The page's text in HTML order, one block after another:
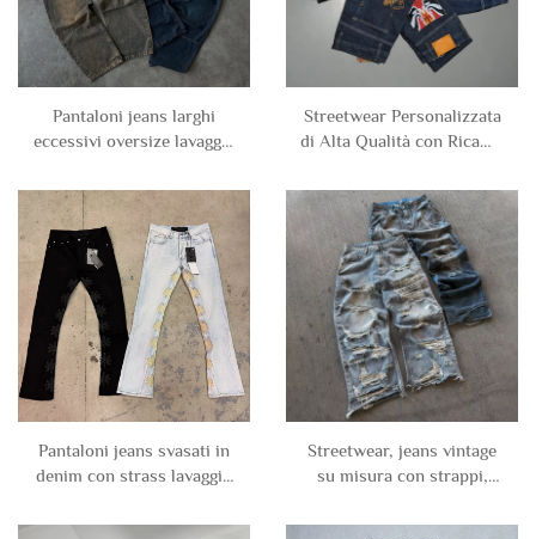
Pantaloni jeans larghi
eccessivi oversize lavaggio
abbigliamento streetwear
in denim per uomo
Streetwear Personalizzata
di Alta Qualità con Ricamo
Uomo a Gamba Dritta
Larga e Svasata Taglie
Forti, Pantaloni in Denim
Ricamati per Uomo
Pantaloni jeans svasati in
denim con strass lavaggio
logo streetwear per uomo
Streetwear, jeans vintage
su misura con strappi,
pantaloni in denim per